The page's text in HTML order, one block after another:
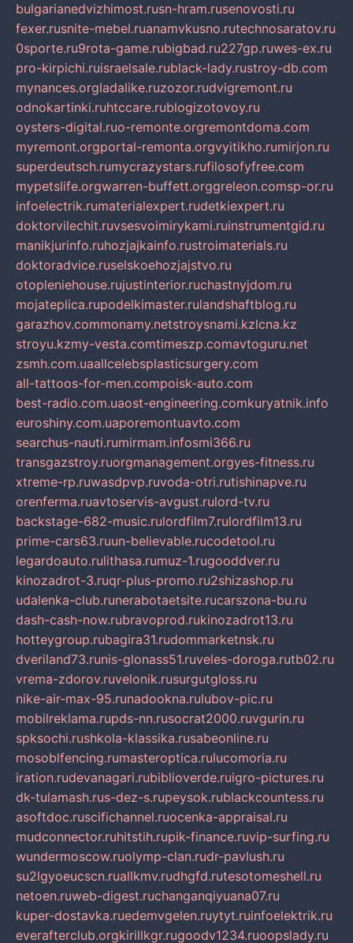
bulgarianedvizhimost.rusn-hram.rusenovosti.ru
fexer.rusnite-mebel.ruanamvkusno.rutechnosaratov.ru
0sporte.ru9rota-game.rubigbad.ru227gp.ruwes-ex.ru
pro-kirpichi.ruisraelsale.rublack-lady.rustroy-db.com
mynances.orgladalike.ruzozor.rudvigremont.ru
odnokartinki.ruhtccare.rublogizotovoy.ru
oysters-digital.ruo-remonte.orgremontdoma.com
myremont.orgportal-remonta.orgvyitikho.rumirjon.ru
superdeutsch.rumycrazystars.rufilosofyfree.com
mypetslife.orgwarren-buffett.orggreleon.comsp-or.ru
infoelectrik.rumaterialexpert.rudetkiexpert.ru
doktorvilechit.ruvsesvoimirykami.ruinstrumentgid.ru
manikjurinfo.ruhozjajkainfo.rustroimaterials.ru
doktoradvice.ruselskoehozjajstvo.ru
otopleniehouse.rujustinterior.ruchastnyjdom.ru
mojateplica.rupodelkimaster.rulandshaftblog.ru
garazhov.commonamy.netstroysnami.kzlcna.kz
stroyu.kzmy-vesta.comtimeszp.comavtoguru.net
zsmh.com.uaallcelebsplasticsurgery.com
all-tattoos-for-men.compoisk-auto.com
best-radio.com.uaost-engineering.comkuryatnik.info
euroshiny.com.uaporemontuavto.com
searchus-nauti.rumirmam.infosmi366.ru
transgazstroy.ruorgmanagement.orgyes-fitness.ru
xtreme-rp.ruwasdpvp.ruvoda-otri.rutishinapve.ru
orenferma.ruavtoservis-avgust.rulord-tv.ru
backstage-682-music.rulordfilm7.rulordfilm13.ru
prime-cars63.ruun-believable.rucodetool.ru
legardoauto.rulithasa.rumuz-1.rugooddver.ru
kinozadrot-3.ruqr-plus-promo.ru2shizashop.ru
udalenka-club.runerabotaetsite.rucarszona-bu.ru
dash-cash-now.rubravoprod.rukinozadrot13.ru
hotteygroup.rubagira31.rudommarketnsk.ru
dveriland73.runis-glonass51.ruveles-doroga.rutb02.ru
vrema-zdorov.ruvelonik.rusurgutgloss.ru
nike-air-max-95.runadookna.rulubov-pic.ru
mobilreklama.rupds-nn.rusocrat2000.ruvgurin.ru
spksochi.rushkola-klassika.rusabeonline.ru
mosoblfencing.rumasteroptica.rulucomoria.ru
iration.rudevanagari.rubiblioverde.ruigro-pictures.ru
dk-tulamash.rus-dez-s.rupeysok.rublackcountess.ru
asoftdoc.ruscifichannel.ruocenka-appraisal.ru
mudconnector.ruhitstih.rupik-finance.ruvip-surfing.ru
wundermoscow.ruolymp-clan.rudr-pavlush.ru
su2lgyoeucscn.ruallkmv.rudhgfd.rutesotomeshell.ru
netoen.ruweb-digest.ruchanganqiyuana07.ru
kuper-dostavka.ruedemvgelen.ruytyt.ruinfoelektrik.ru
everafterclub.orgkirillkgr.rugoodv1234.ruoopslady.ru